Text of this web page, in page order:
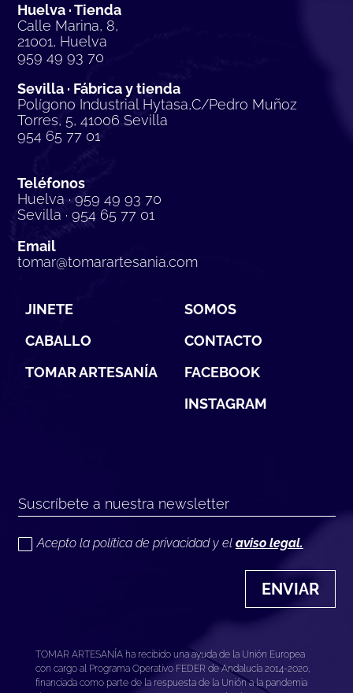
Huelva · Tienda
Calle Marina, 8,
21001, Huelva
959 49 93 70
Sevilla · Fábrica y tienda
Polígono Industrial Hytasa,C/Pedro Muñoz
Torres, 5, 41006 Sevilla
954 65 77 01
Teléfonos
Huelva · 959 49 93 70
Sevilla · 954 65 77 01
Email
tomar@tomarartesania.com
JINETE
CABALLO
TOMAR ARTESANÍA
SOMOS
CONTACTO
FACEBOOK
INSTAGRAM
Acepto la política de privacidad y el aviso legal.
ENVIAR
TOMAR ARTESANÍA ha recibido una ayuda de la Unión Europea
con cargo al Programa Operativo FEDER de Andalucía 2014-2020,
financiada como parte de la respuesta de la Unión a la pandemia